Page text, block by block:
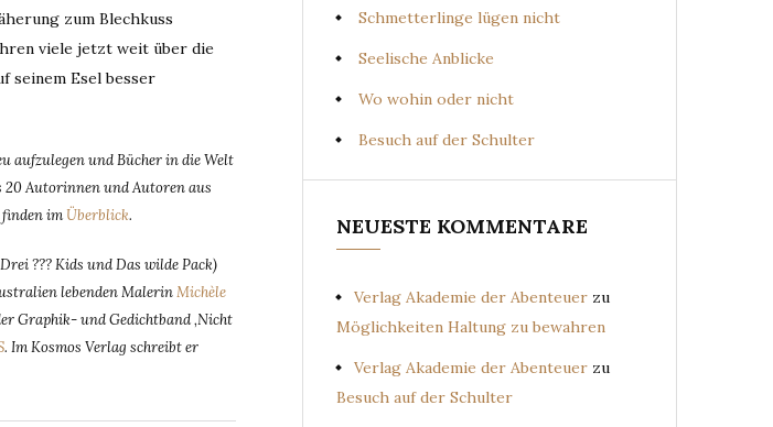
zum Blechkuss
viele jetzt weit über die
seinem Esel besser
aufzulegen und Bücher in die Welt
20 Autorinnen und Autoren aus
finden imÜberblick.
??? Kids und Das wilde Pack)
lebenden MalerinMichèle
Graphik- und Gedichtband ‚Nicht
. Im Kosmos Verlag schreibt er
Schmetterlinge lügen nicht
Seelische Anblicke
Wo wohin oder nicht
Besuch auf der Schulter
NEUESTE KOMMENTARE
Verlag Akademie der Abenteuer zu
Möglichkeiten Haltung zu bewahren
Verlag Akademie der Abenteuer zu
Besuch auf der Schulter